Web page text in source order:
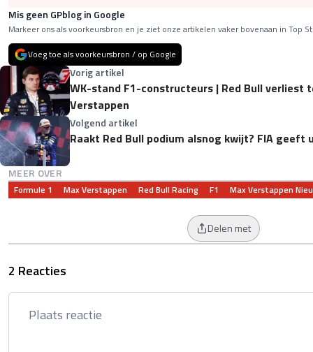
Mis geen GPblog in Google
Markeer ons als voorkeursbron en je ziet onze artikelen vaker bovenaan in Top
Voeg toe als voorkeursbron / op Google
Vorig artikel
WK-stand F1-constructeurs | Red Bull verliest
Verstappen
Volgend artikel
Raakt Red Bull podium alsnog kwijt? FIA geeft
MEER OVER
Formule 1 Max Verstappen Red Bull Racing F1 Max Verstappen
Delen met
2 Reacties